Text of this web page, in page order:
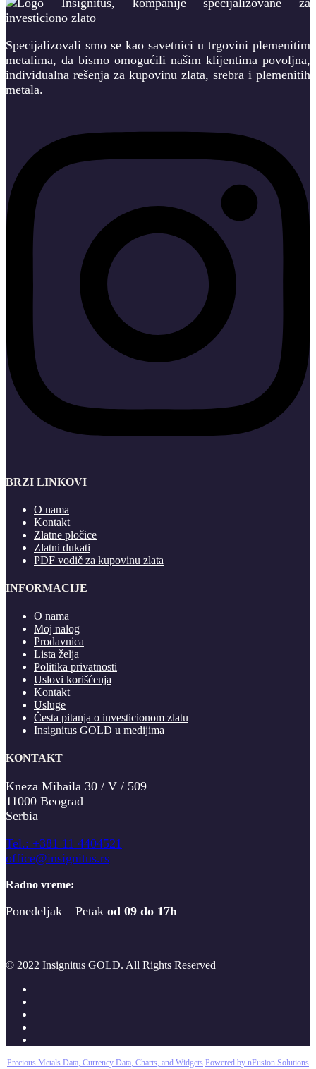
Specijalizovali smo se kao savetnici u trgovini plemenitim
metalima, da bismo omogućili našim klijentima povoljna,
individualna rešenja za kupovinu zlata, srebra i plemenitih
metala.
BRZI LINKOVI
O nama
Kontakt
Zlatne pločice
Zlatni dukati
PDF vodič za kupovinu zlata
INFORMACIJE
O nama
Moj nalog
Prodavnica
Lista želja
Politika privatnosti
Uslovi korišćenja
Kontakt
Usluge
Česta pitanja o investicionom zlatu
Insignitus GOLD u medijima
KONTAKT
Kneza Mihaila 30 / V / 509
11000 Beograd
Serbia
Tel.: +381 11 4404521
office@insignitus.rs
Radno vreme:
Ponedeljak – Petak od 09 do 17h
© 2022 Insignitus GOLD. All Rights Reserved
Precious Metals Data, Currency Data, Charts, and Widgets Powered by nFusion Solutions